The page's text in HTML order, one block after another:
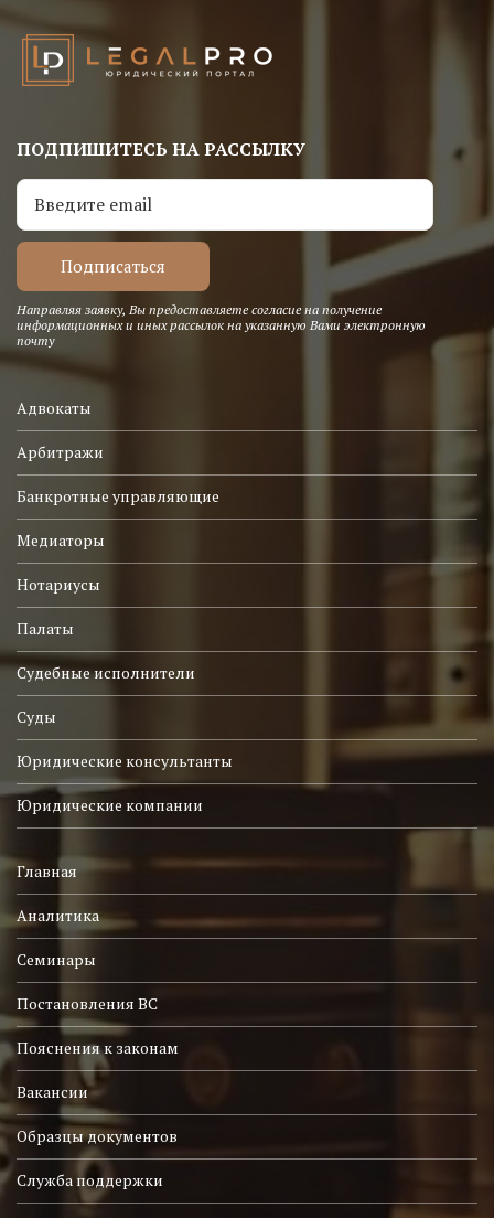
ПОДПИШИТЕСЬ НА РАССЫЛКУ
Направляя заявку, Вы предоставляете согласие на получение
информационных и иных рассылок на указанную Вами электронную
почту
Адвокаты
Арбитражи
Банкротные управляющие
Медиаторы
Нотариусы
Палаты
Судебные исполнители
Суды
Юридические консультанты
Юридические компании
Главная
Аналитика
Семинары
Постановления ВС
Пояснения к законам
Вакансии
Образцы документов
Служба поддержки